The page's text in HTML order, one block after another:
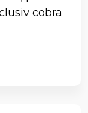
cobra